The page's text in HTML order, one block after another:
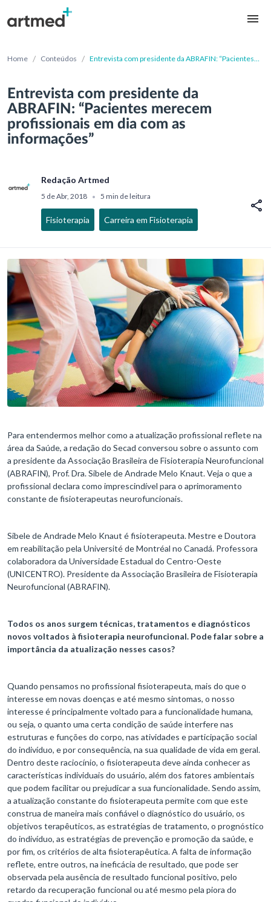
Home / Conteúdos / Entrevista com presidente da ABRAFIN: “Pacientes
Entrevista com presidente da
ABRAFIN: “Pacientes merecem
profissionais em dia com as
informações”
Redação Artmed
5 de Abr, 2018 • 5 min de leitura
Fisioterapia Carreira em Fisioterapia
Para entendermos melhor como a atualização profissional reflete na
área da Saúde, a redação do Secad conversou sobre o assunto com
a presidente da Associação Brasileira de Fisioterapia Neurofuncional
(ABRAFIN), Prof. Dra. Sibele de Andrade Melo Knaut. Veja o que a
profissional declara como imprescindível para o aprimoramento
constante de fisioterapeutas neurofuncionais.
Sibele de Andrade Melo Knaut é fisioterapeuta. Mestre e Doutora
em reabilitação pela Université de Montréal no Canadá. Professora
colaboradora da Universidade Estadual do Centro-Oeste
(UNICENTRO). Presidente da Associação Brasileira de Fisioterapia
Neurofuncional (ABRAFIN).
Todos os anos surgem técnicas, tratamentos e diagnósticos
novos voltados à fisioterapia neurofuncional. Pode falar sobre a
importância da atualização nesses casos?
Quando pensamos no profissional fisioterapeuta, mais do que o
interesse em novas doenças e até mesmo sintomas, o nosso
interesse é principalmente voltado para a funcionalidade humana,
ou seja, o quanto uma certa condição de saúde interfere nas
estruturas e funções do corpo, nas atividades e participação social
do indivíduo, e por consequência, na sua qualidade de vida em geral.
Dentro deste raciocínio, o fisioterapeuta deve ainda conhecer as
características individuais do usuário, além dos fatores ambientais
que podem facilitar ou prejudicar a sua funcionalidade. Sendo assim,
a atualização constante do fisioterapeuta permite com que este
construa de maneira mais confiável o diagnóstico do usuário, os
objetivos terapêuticos, as estratégias de tratamento, o prognóstico
do indivíduo, as estratégias de prevenção e promoção da saúde, e
por fim, os critérios de alta fisioterapêutica. A falta de informação
reflete, entre outros, na ineficácia de resultado, que pode ser
observada pela ausência de resultado funcional positivo, pelo
retardo da recuperação funcional ou até mesmo pela piora do